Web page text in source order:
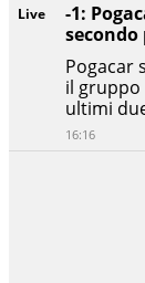
Live
-1:
secondo
Pogacar
il
ultimi
16:16